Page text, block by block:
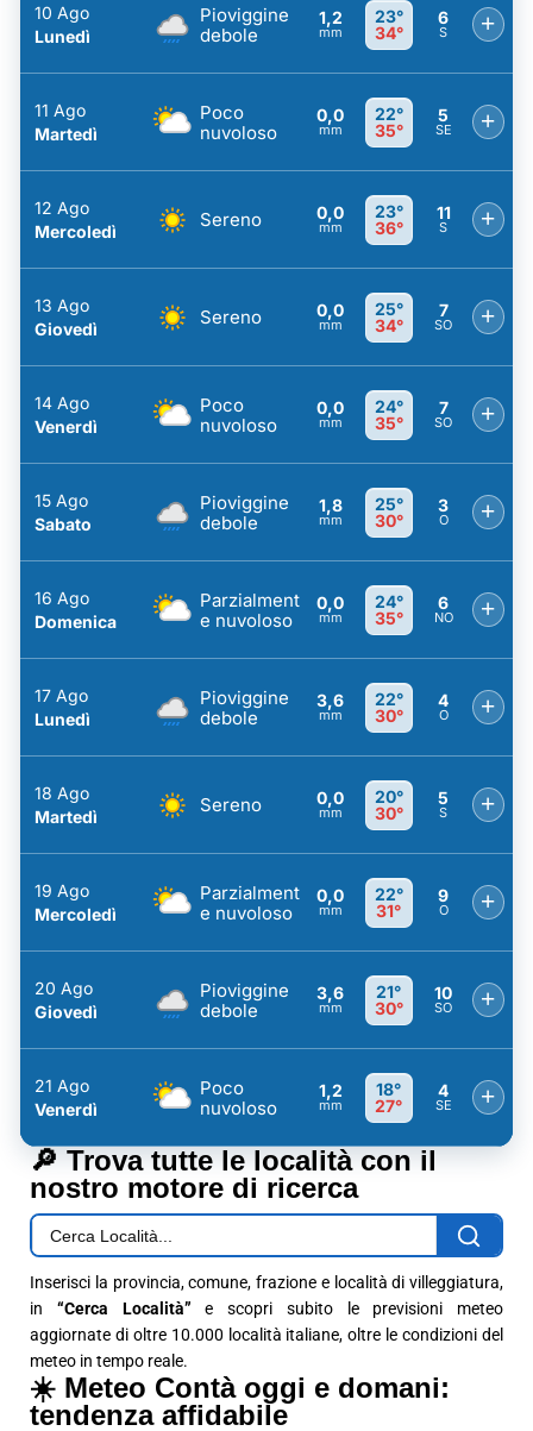
10 Ago
Lunedì
Pioviggine
debole
1,2
mm
23°
34°
6
S +
11 Ago
Martedì
Poco
nuvoloso
0,0
mm
22°
35°
5
SE +
12 Ago
Mercoledì
Sereno 0,0
mm
23°
36°
11
S +
13 Ago
Giovedì
Sereno 0,0
mm
25°
34°
7
SO +
14 Ago
Venerdì
Poco
nuvoloso
0,0
mm
24°
35°
7
SO +
15 Ago
Sabato
Pioviggine
debole
1,8
mm
25°
30°
3
O +
16 Ago
Domenica
Parzialment
e nuvoloso
0,0
mm
24°
35°
6
NO +
17 Ago
Lunedì
Pioviggine
debole
3,6
mm
22°
30°
4
O +
18 Ago
Martedì
Sereno 0,0
mm
20°
30°
5
S +
19 Ago
Mercoledì
Parzialment
e nuvoloso
0,0
mm
22°
31°
9
O +
20 Ago
Giovedì
Pioviggine
debole
3,6
mm
21°
30°
10
SO +
21 Ago
Venerdì
Poco
nuvoloso
1,2
mm
18°
27°
4
SE +
🔎 Trova tutte le località con il
nostro motore di ricerca
Inserisci la provincia, comune, frazione e località di villeggiatura,
in “Cerca Località” e scopri subito le previsioni meteo
aggiornate di oltre 10.000 località italiane, oltre le condizioni del
meteo in tempo reale.
☀️ Meteo Contà oggi e domani:
tendenza affidabile